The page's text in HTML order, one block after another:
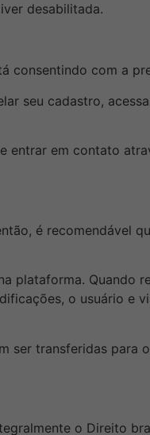
desabilitada.
consentindo com a
seu cadastro,
entrar em contato
é recomendável
plataforma. Quando
o usuário e
ser transferidas para
o Direito